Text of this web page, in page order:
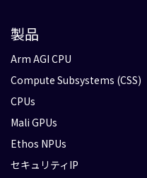
製品
Arm AGI CPU
Compute Subsystems (CSS)
CPUs
Mali GPUs
Ethos NPUs
セキュリティIP